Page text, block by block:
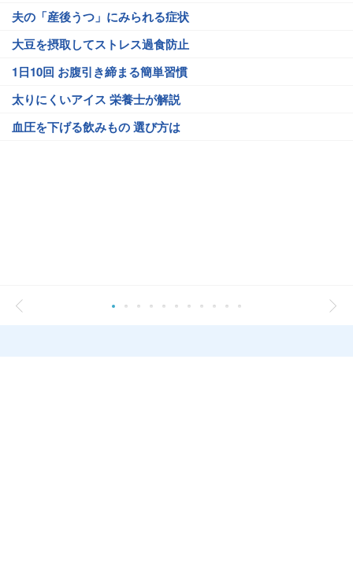
夫の「産後うつ」にみられる症状
大豆を摂取してストレス過食防止
1日10回 お腹引き締まる簡単習慣
太りにくいアイス 栄養士が解説
血圧を下げる飲みもの 選び方は